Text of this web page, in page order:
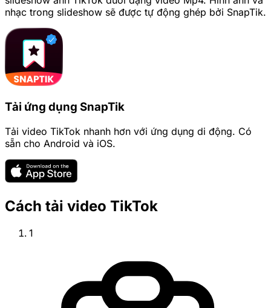
nhạc trong slideshow sẽ được tự động ghép bởi SnapTik.
Tải ứng dụng SnapTik
Tải video TikTok nhanh hơn với ứng dụng di động. Có
sẵn cho Android và iOS.
Cách tải video TikTok
1